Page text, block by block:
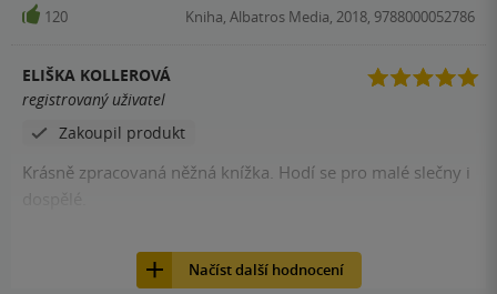
na ni mají jen a jen chválu), ale je to tak, nadšení se u mě
pravděpodobně nebudu.
120 Kniha, Albatros Media, 2018, 9788000052786
ELIŠKA KOLLEROVÁ
registrovaný uživatel
Zakoupil produkt
Krásně zpracovaná něžná knížka. Hodí se pro malé slečny i
Načíst další hodnocení